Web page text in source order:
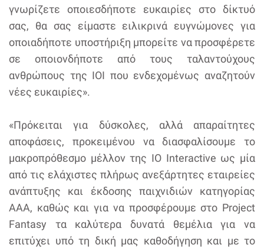
γνωρίζετε οποιεσδήποτε ευκαιρίες στο δίκτυό
σας, θα σας είμαστε ειλικρινά ευγνώμονες για
οποιαδήποτε υποστήριξη μπορείτε να προσφέρετε
σε οποιονδήποτε από τους ταλαντούχους
ανθρώπους της IOI που ενδεχομένως αναζητούν
νέες ευκαιρίες».
«Πρόκειται για δύσκολες, αλλά απαραίτητες
αποφάσεις, προκειμένου να διασφαλίσουμε το
μακροπρόθεσμο μέλλον της IO Interactive ως μία
από τις ελάχιστες πλήρως ανεξάρτητες εταιρείες
ανάπτυξης και έκδοσης παιχνιδιών κατηγορίας
AAA, καθώς και για να προσφέρουμε στο Project
Fantasy τα καλύτερα δυνατά θεμέλια για να
επιτύχει υπό τη δική μας καθοδήγηση και με το